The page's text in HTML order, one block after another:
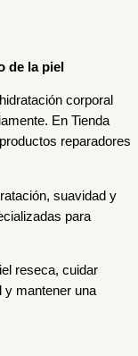
de la piel
corporal
En Tienda
reparadores
suavidad y
para
reseca, cuidar
y mantener una